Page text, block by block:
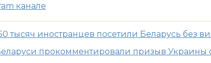
канале
тысяч иностранцев посетили Беларусь без
прокомментировали призыв Украины